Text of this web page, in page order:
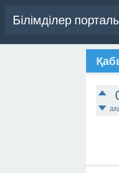
Білімділер